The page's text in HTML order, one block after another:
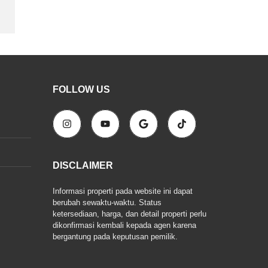
FOLLOW US
DISCLAIMER
Informasi properti pada website ini dapat
berubah sewaktu-waktu. Status
ketersediaan, harga, dan detail properti perlu
dikonfirmasi kembali kepada agen karena
bergantung pada keputusan pemilik.